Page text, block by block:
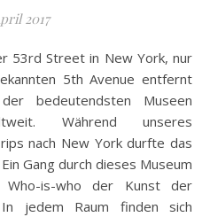
2017
5th Avenue entfernt
bedeutendsten Museen
Während unseres
nach New York durfte das
Gang durch dieses Museum
is-who der Kunst der
In jedem Raum finden sich